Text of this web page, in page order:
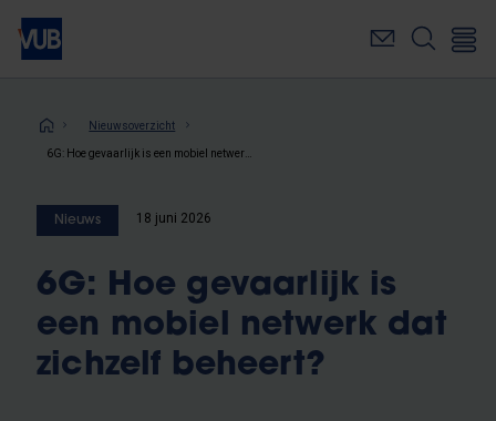
Overslaan
naar
inhoudKruimelpad
Nieuwsoverzicht
Nieuws 18 juni 2026
6G: Hoe gevaarlijk is
een mobiel netwerk dat
zichzelf beheert?